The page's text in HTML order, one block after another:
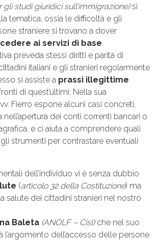
gli studi giuridici sull’immigrazione)si
tematica, ossia le difficoltà e gli
straniere si trovano a dover
ai servizi di base.
preveda stessi diritti e parità di
italiani e gli stranieri regolarmente
si assiste a prassi illegittime
di quest’ultimi. Nella sua
Fierro espone alcuni casi concreti,
dei conti correnti bancari o
e ci aiuta a comprendere quali
strumenti per contrastare eventuali
dell’individuo vi è senza dubbio
(articolo 32 della Costituzione) ma
salute dei cittadini stranieri nel nostro
Baleta (ANOLF – Cisl) che nel suo
l’argomento dell’accesso delle persone